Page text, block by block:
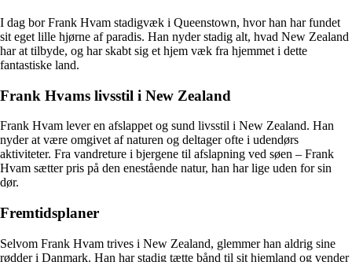
I dag bor Frank Hvam stadigvæk i Queenstown, hvor han har fundet
sit eget lille hjørne af paradis. Han nyder stadig alt, hvad New Zealand
har at tilbyde, og har skabt sig et hjem væk fra hjemmet i dette
fantastiske land.
Frank Hvams livsstil i New Zealand
Frank Hvam lever en afslappet og sund livsstil i New Zealand. Han
nyder at være omgivet af naturen og deltager ofte i udendørs
aktiviteter. Fra vandreture i bjergene til afslapning ved søen – Frank
Hvam sætter pris på den enestående natur, han har lige uden for sin
dør.
Fremtidsplaner
Selvom Frank Hvam trives i New Zealand, glemmer han aldrig sine
rødder i Danmark. Han har stadig tætte bånd til sit hjemland og vender